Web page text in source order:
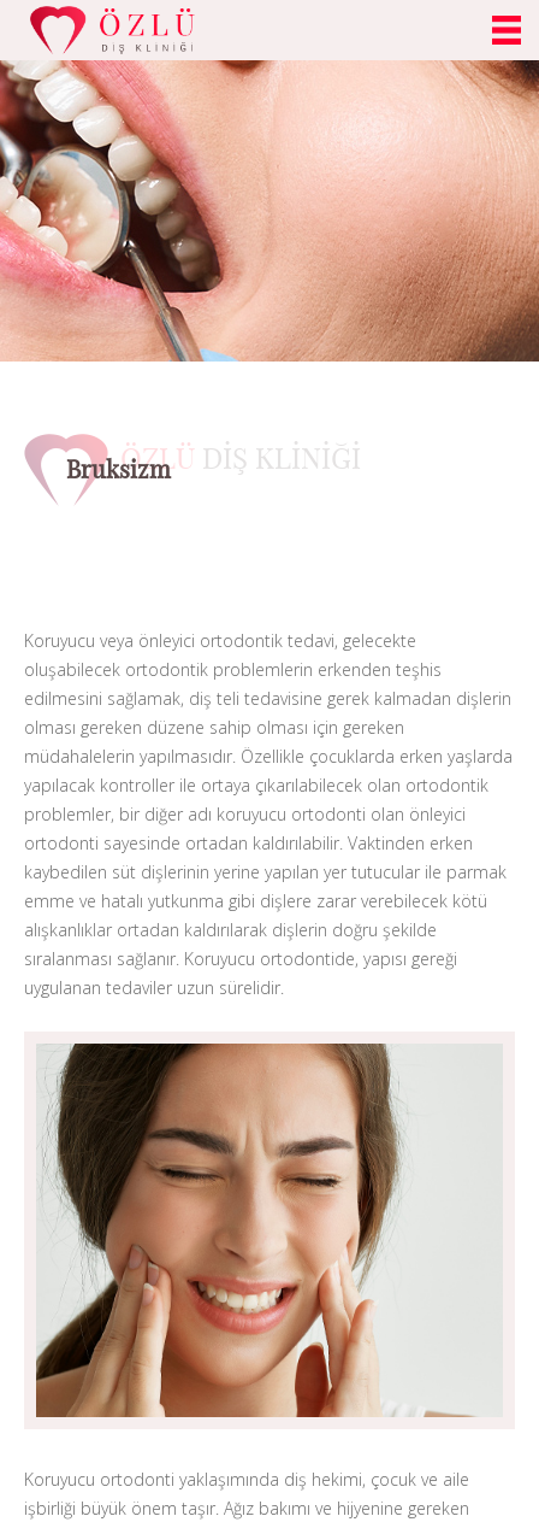
ÖZLÜ DİŞ KLİNİĞİ
Bruksizm
Koruyucu veya önleyici ortodontik tedavi, gelecekte
oluşabilecek ortodontik problemlerin erkenden teşhis
edilmesini sağlamak, diş teli tedavisine gerek kalmadan dişlerin
olması gereken düzene sahip olması için gereken
müdahalelerin yapılmasıdır. Özellikle çocuklarda erken yaşlarda
yapılacak kontroller ile ortaya çıkarılabilecek olan ortodontik
problemler, bir diğer adı koruyucu ortodonti olan önleyici
ortodonti sayesinde ortadan kaldırılabilir. Vaktinden erken
kaybedilen süt dişlerinin yerine yapılan yer tutucular ile parmak
emme ve hatalı yutkunma gibi dişlere zarar verebilecek kötü
alışkanlıklar ortadan kaldırılarak dişlerin doğru şekilde
sıralanması sağlanır. Koruyucu ortodontide, yapısı gereği
uygulanan tedaviler uzun sürelidir.
Koruyucu ortodonti yaklaşımında diş hekimi, çocuk ve aile
işbirliği büyük önem taşır. Ağız bakımı ve hijyenine gereken